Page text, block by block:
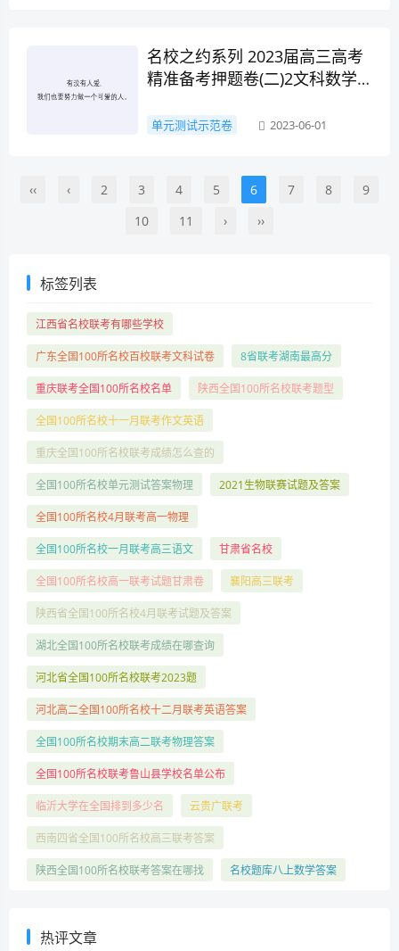
名校之约系列 2023届高三高考
精准备考押题卷(二)2文科数学
单元测试示范卷 2023-06-01
‹‹ ‹ 2 3 4 5 6 7 8
9
10
11 › ››
标签列表
江西省名校联考有哪些学校
广东全国100所名校百校联考文科试卷 8省联考湖南最高分
重庆联考全国100所名校名单 陕西全国100所名校联考题型
全国100所名校十一月联考作文英语
重庆全国100所名校联考成绩怎么查的
全国100所名校单元测试答案物理 2021生物联赛试题及答案
全国100所名校4月联考高一物理
全国100所名校一月联考高三语文 甘肃省名校
全国100所名校高一联考试题甘肃卷 襄阳高三联考
陕西省全国100所名校4月联考试题及答案
湖北全国100所名校联考成绩在哪查询
河北省全国100所名校联考2023题
河北高二全国100所名校十二月联考英语答案
全国100所名校期末高二联考物理答案
全国100所名校联考鲁山县学校名单公布
临沂大学在全国排到多少名 云贵广联考
西南四省全国100所名校高三联考答案
陕西全国100所名校联考答案在哪找 名校题库八上数学答案
热评文章